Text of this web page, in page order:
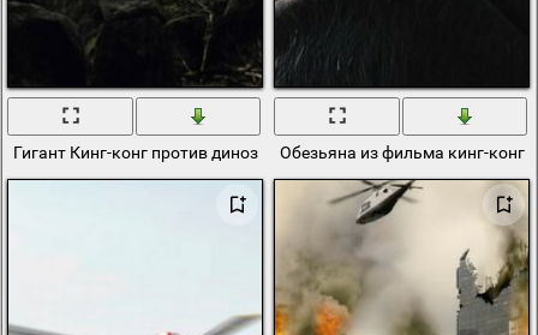
Гигант Кинг-конг против динозавраОбезьяна из фильма кинг-конг